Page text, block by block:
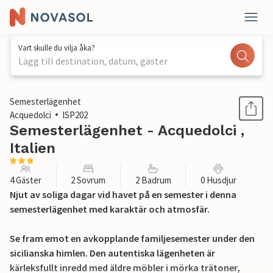
Vart skulle du vilja åka?
Lägg till destination, datum, gäster
1 / 17
Semesterlägenhet
Acquedolci
ISP202
Semesterlägenhet - Acquedolci ,
Italien
4 Gäster 2 Sovrum 2 Badrum 0 Husdjur
Njut av soliga dagar vid havet på en semester i denna
semesterlägenhet med karaktär och atmosfär.
Se fram emot en avkopplande familjesemester under den
sicilianska himlen. Den autentiska lägenheten är
kärleksfullt inredd med äldre möbler i mörka trätoner,